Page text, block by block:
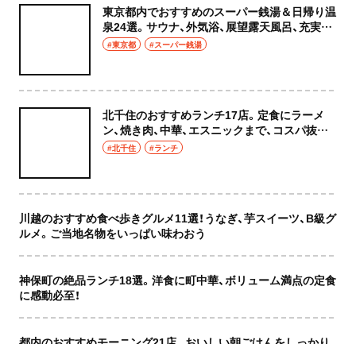
東京都内でおすすめのスーパー銭湯＆日帰り温
泉24選。サウナ、外気浴、展望露天風呂、充実の
癒やし空間へ
#東京都 #スーパー銭湯
北千住のおすすめランチ17店。定食にラーメ
ン、焼き肉、中華、エスニックまで、コスパ抜群
な店もおしゃれな店も網羅してご紹介！
#北千住 #ランチ
川越のおすすめ食べ歩きグルメ11選！うなぎ、芋スイーツ、B級グ
ルメ。ご当地名物をいっぱい味わおう
神保町の絶品ランチ18選。洋食に町中華、ボリューム満点の定食
に感動必至！